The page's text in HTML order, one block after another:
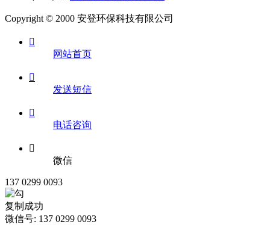
Copyright © 2000 安登环保科技有限公司

网站首页

发送短信

电话咨询

微信
137 0299 0093
复制成功
微信号: 137 0299 0093